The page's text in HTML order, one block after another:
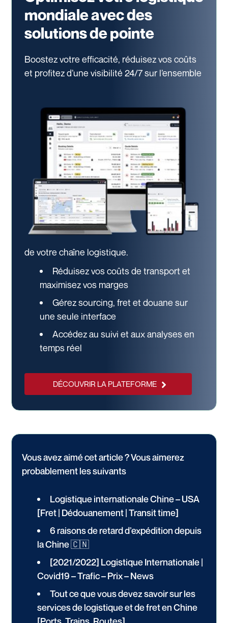
mondiale avec des
solutions de pointe
Boostez votre efficacité, réduisez vos coûts
et profitez d’une visibilité 24/7sur l’ensemble
de votre chaîne logistique.
Réduisez vos coûts de transport et
maximisez vos marges
Gérez sourcing, fret et douane sur
une seule interface
Accédez au suivi et aux analyses en
temps réel
DÉCOUVRIR LA PLATEFORME
Vous avez aimé cet article ? Vous aimerez
probablement les suivants
Logistique internationale Chine – USA
[Fret | Dédouanement | Transit time]
6 raisons de retard d’expédition depuis
la Chine 🇨🇳
[2021/2022] Logistique Internationale |
Covid19 – Trafic – Prix – News
Tout ce que vous devez savoir sur les
services de logistique et de fret en Chine